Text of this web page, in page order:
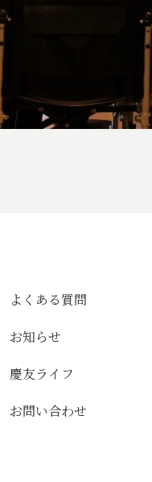
よくある質問
お知らせ
慶友ライフ
お問い合わせ